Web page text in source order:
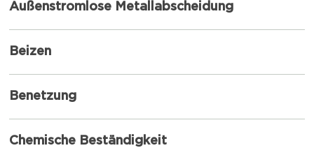
Außenstromlose Metallabscheidung
Beizen
Benetzung
Chemische Beständigkeit